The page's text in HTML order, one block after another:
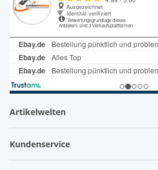
Artikelwelten
Kundenservice